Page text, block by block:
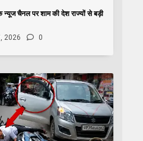
चैनल पर शाम की देश राज्यों से बड़ी
2026 0